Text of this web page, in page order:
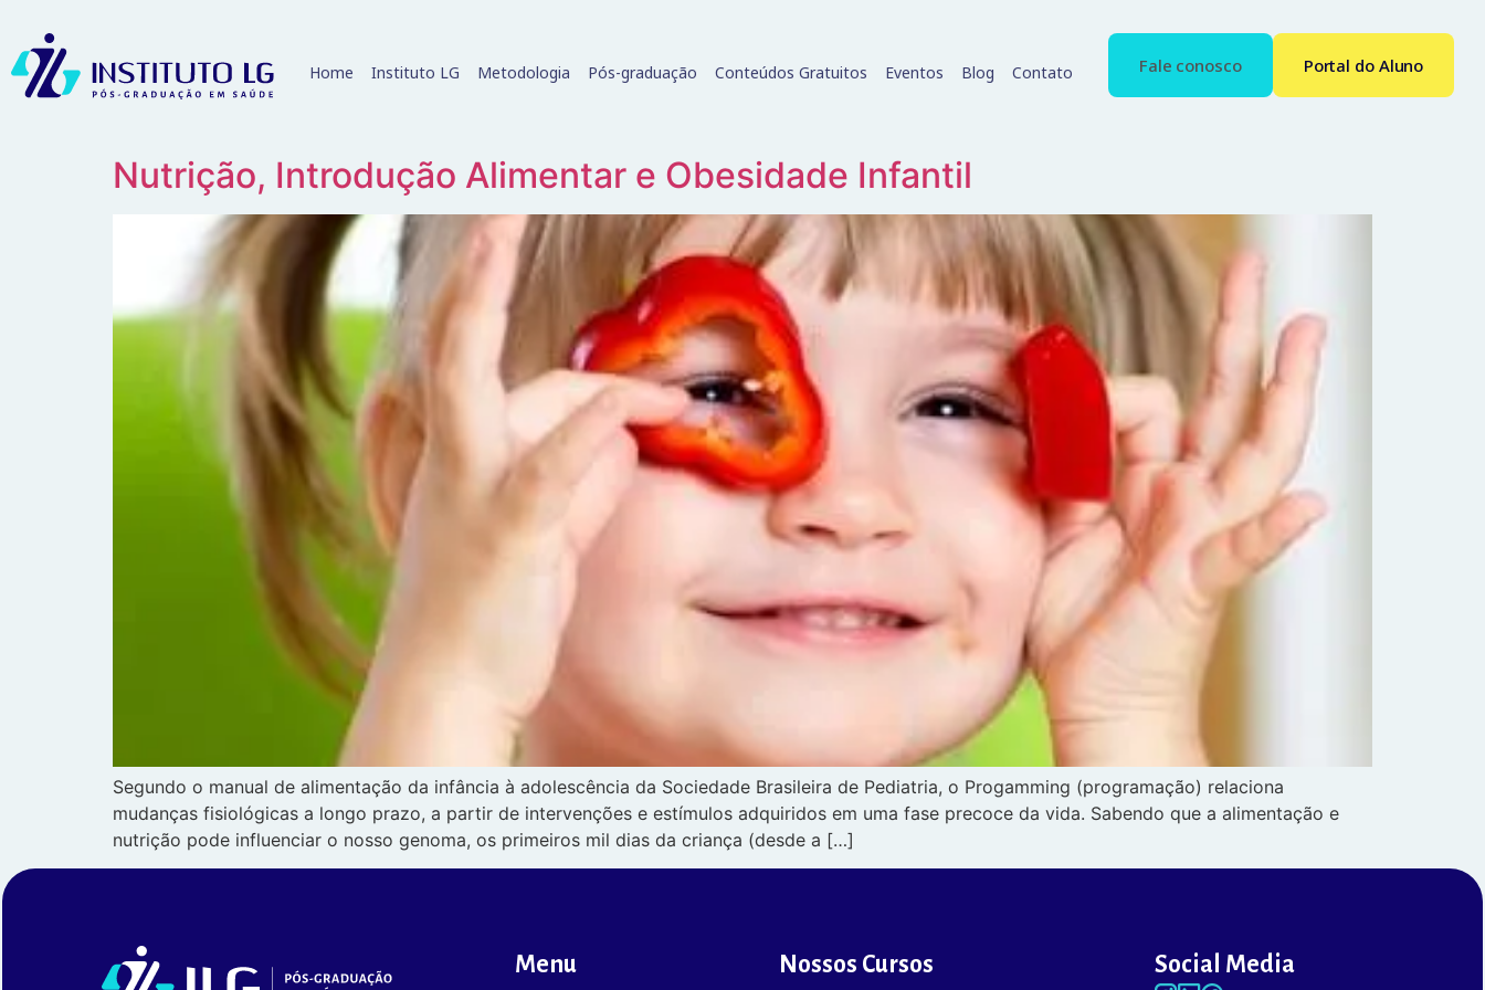
Home Instituto LG Metodologia Pós-graduação Conteúdos Gratuitos Eventos Blog Contato Fale conosco Portal do Aluno
Nutrição, Introdução Alimentar e Obesidade Infantil
Segundo o manual de alimentação da infância à adolescência da Sociedade Brasileira de Pediatria, o Progamming (programação) relaciona
mudanças fisiológicas a longo prazo, a partir de intervenções e estímulos adquiridos em uma fase precoce da vida. Sabendo que a alimentação e
nutrição pode influenciar o nosso genoma, os primeiros mil dias da criança (desde a […]
Menu Nossos Cursos Social Media